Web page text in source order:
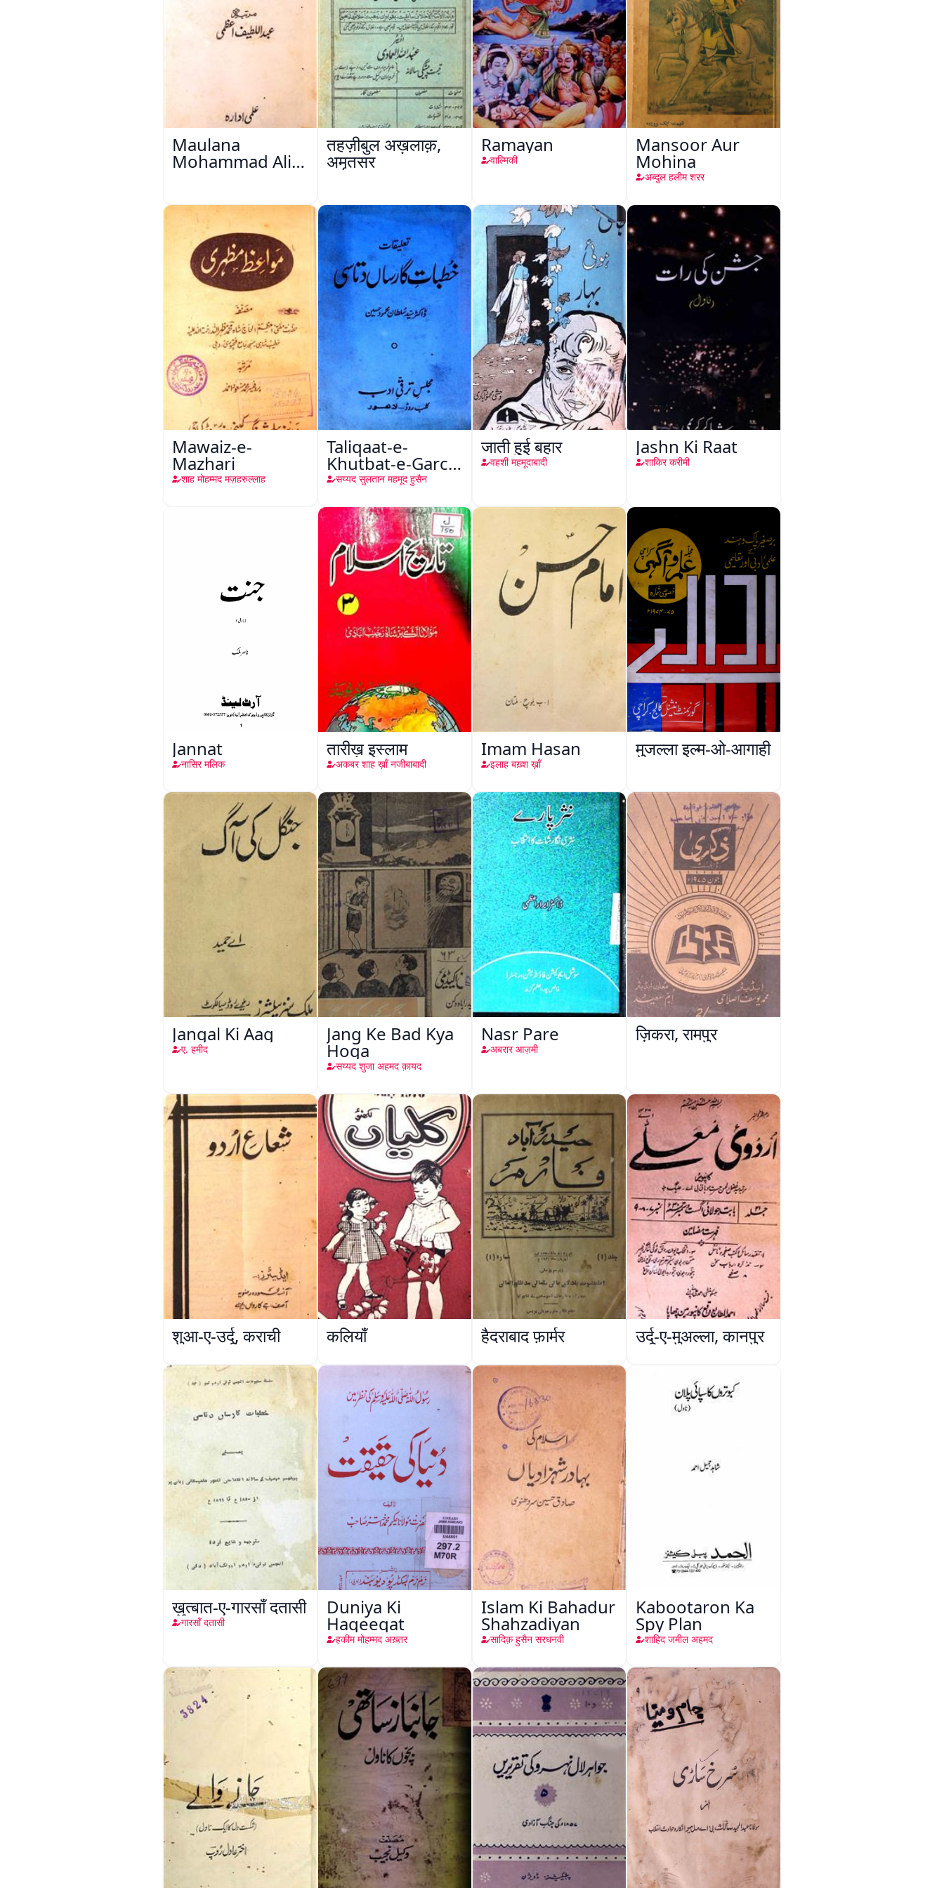
Maulana
Mohammad Ali
तहज़ीबुल अख़लाक़,
अमृतसर
Ramayan
वाल्मिकी
Mansoor Aur
Mohina
अब्दुल हलीम शरर
Mawaiz-e-
Mazhari
शाह मोहम्मद मज़हरुल्लाह
Taliqaat-e-
Khutbat-e-Garcin
de Tassy
सय्यद सुलतान महमूद हुसैन
जाती हुई बहार
वहशी महमूदाबादी
Jashn Ki Raat
शाकिर करीमी
Jannat
नासिर मलिक
तारीख़ इस्लाम
अकबर शाह ख़ाँ नजीबाबादी
Imam Hasan
इलाह बख़्श ख़ाँ
मुजल्ला इल्म-ओ-आगाही
Jangal Ki Aag
ए. हमीद
Jang Ke Bad Kya
Hoga
सय्यद शुजा अहमद क़ायद
Nasr Pare
अबरार आज़मी
ज़िकरा, रामपुर
शुआ-ए-उर्दू, कराची कलियाँ हैदराबाद फ़ार्मर उर्दू-ए-मुअल्ला, कानपुर
ख़ुत्बात-ए-गारसाँ दतासी
गारसाँ दतासी
Duniya Ki
Haqeeqat
हकीम मोहम्मद अख़्तर
Islam Ki Bahadur
Shahzadiyan
सादिक़ हुसैन सरधनवी
Kabootaron Ka
Spy Plan
शाहिद जमील अहमद